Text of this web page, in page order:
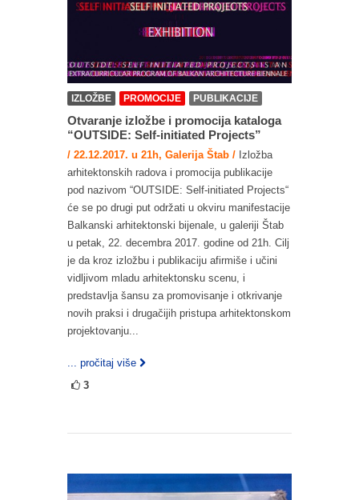
IZLOŽBE PROMOCIJE PUBLIKACIJE
Otvaranje izložbe i promocija kataloga
“OUTSIDE: Self-initiated Projects”
/ 22.12.2017. u 21h, Galerija Štab / Izložba
arhitektonskih radova i promocija publikacije
pod nazivom “OUTSIDE: Self-initiated Projects“
će se po drugi put održati u okviru manifestacije
Balkanski arhitektonski bijenale, u galeriji Štab
u petak, 22. decembra 2017. godine od 21h. Cilj
je da kroz izložbu i publikaciju afirmiše i učini
vidljivom mladu arhitektonsku scenu, i
predstavlja šansu za promovisanje i otkrivanje
novih praksi i drugačijih pristupa arhitektonskom
projektovanju...
... pročitaj više
3